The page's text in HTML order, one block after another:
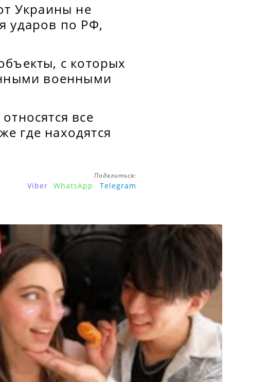
Украины не
ударов по РФ,
с которых
военными
все
где находятся
Поделиться:
Viber WhatsApp Telegram